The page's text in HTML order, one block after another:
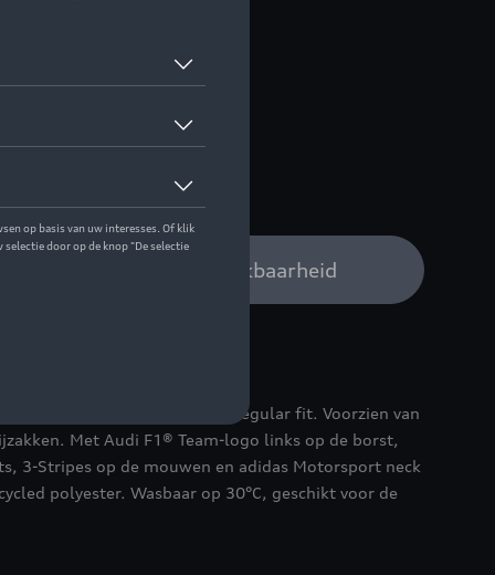
verdeler voor beschikbaarheid
met opstaande kraag en regular fit. Voorzien van
Met Audi F1® Team-logo links op de borst,
3-Stripes op de mouwen en adidas Motorsport neck
polyester. Wasbaar op 30°C, geschikt voor de